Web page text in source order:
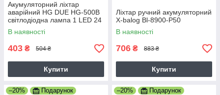
Акумуляторний ліхтар
аварійний HG DUE HG-500B
світлодіодна лампа 1 LED 24
SMD із заряджанням від
мережі
В наявності
403 ₴ 504 ₴
Купити
Ліхтар ручний акумуляторний
X-balog Bl-8900-P50
В наявності
706 ₴ 883 ₴
Купити
–20% Подарунок –20% Подарунок